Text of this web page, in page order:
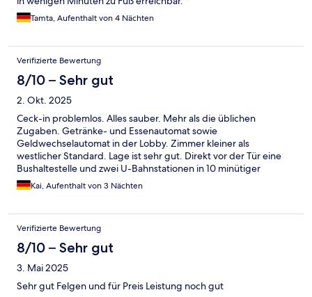
Tamta, Aufenthalt von 4 Nächten
Verifizierte Bewertung
8/10 – Sehr gut
2. Okt. 2025
Ceck-in problemlos. Alles sauber. Mehr als die üblichen
Zugaben. Getränke- und Essenautomat sowie
Geldwechselautomat in der Lobby. Zimmer kleiner als
westlicher Standard. Lage ist sehr gut. Direkt vor der Tür eine
Bushaltestelle und zwei U-Bahnstationen in 10 minütiger
Entfernung.
Kai, Aufenthalt von 3 Nächten
Verifizierte Bewertung
8/10 – Sehr gut
3. Mai 2025
Sehr gut Felgen und für Preis Leistung noch gut